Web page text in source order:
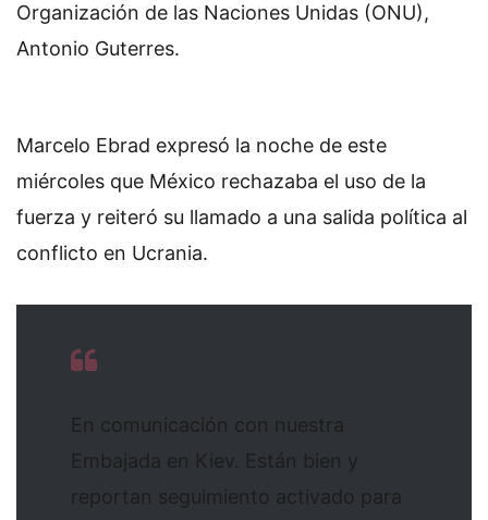
Organización de las Naciones Unidas (ONU),
Antonio Guterres.
Marcelo Ebrad expresó la noche de este
miércoles que México rechazaba el uso de la
fuerza y reiteró su llamado a una salida política al
conflicto en Ucrania.
En comunicación con nuestra
Embajada en Kiev. Están bien y
reportan seguimiento activado para